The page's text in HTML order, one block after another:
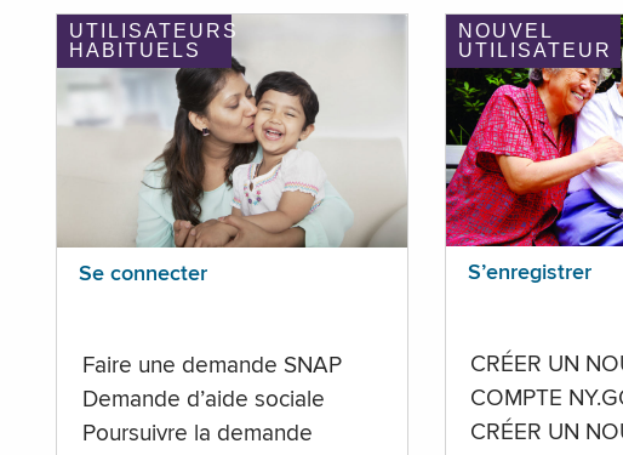
UTILISATEURS
HABITUELS
Se connecter
Faire une demande SNAP
Demande d’aide sociale
Poursuivre la demande
NOUVEL
UTILISATEUR
S’enregistrer
CRÉER UN
COMPTE
CRÉER UN